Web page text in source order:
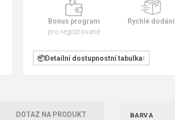
Bonus program
pro registrované
Rychlé dodání
Detailní dostupnostní tabulka
DOTAZ NA PRODUKT BARVA